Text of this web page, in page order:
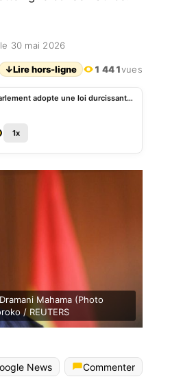
30 mai 2026
↓Lire hors-ligne 1 441vues
Ghana : le Parlement adopte une loi durcissant les peines contre les relations homosexuelles
1x
Mahama (Photo
/ REUTERS
News
Commenter